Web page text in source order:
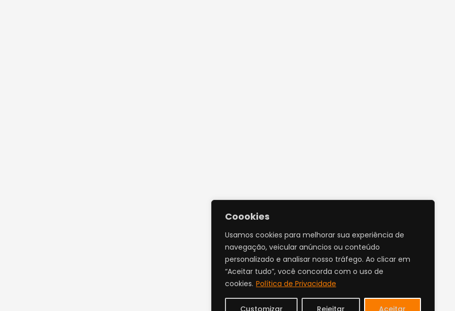
Coookies
Usamos cookies para melhorar sua experiência de
navegação, veicular anúncios ou conteúdo
personalizado e analisar nosso tráfego. Ao clicar em
“Aceitar tudo”, você concorda com o uso de
cookies. Política de Privacidade
Customizar Rejeitar Aceitar